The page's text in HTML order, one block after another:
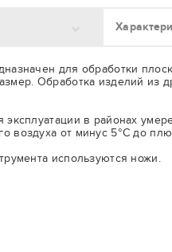
для обработки
Обработка изделий из
в районах
воздуха от минус 5°С до
используются ножи.